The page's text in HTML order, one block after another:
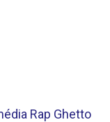
Rap Ghetto